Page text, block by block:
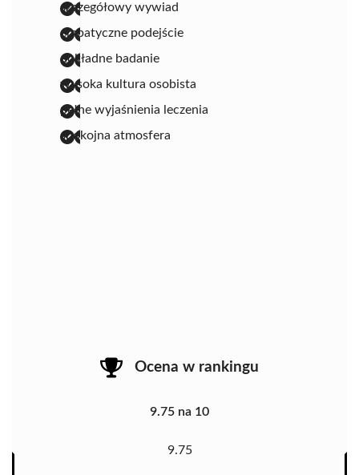
szczegółowy wywiad
empatyczne podejście
dokładne badanie
wysoka kultura osobista
pełne wyjaśnienia leczenia
spokojna atmosfera
Ocena w rankingu
9.75 na 10
9.75